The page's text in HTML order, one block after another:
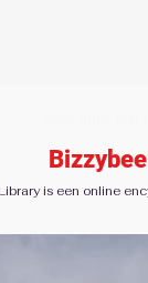
is een online